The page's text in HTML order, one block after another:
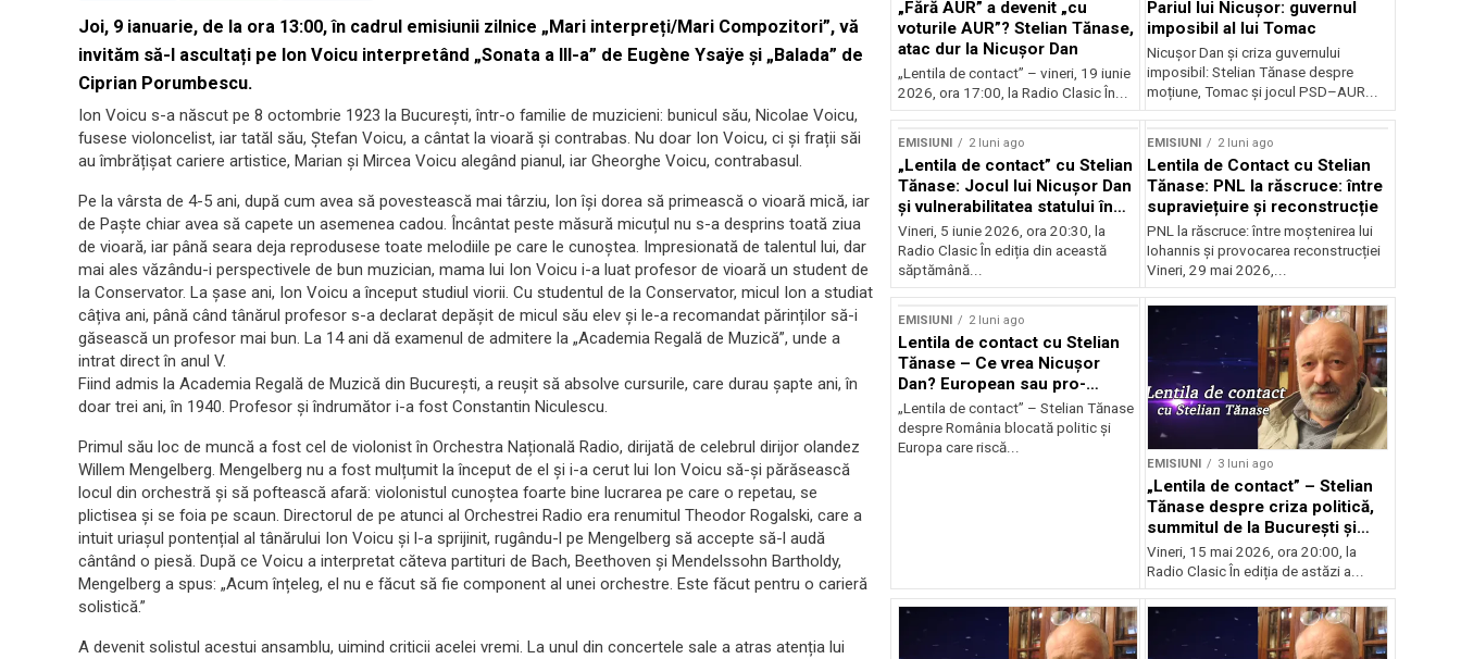
Joi, 9 ianuarie, de la ora 13:00, în cadrul emisiunii zilnice „Mari interpreți/Mari Compozitori”, vă
invităm să-l ascultați pe Ion Voicu interpretând „Sonata a III-a” de Eugène Ysaÿe și „Balada” de
Ciprian Porumbescu.
Ion Voicu s-a născut pe 8 octombrie 1923 la București, într-o familie de muzicieni: bunicul său, Nicolae Voicu,
fusese violoncelist, iar tatăl său, Ștefan Voicu, a cântat la vioară și contrabas. Nu doar Ion Voicu, ci și frații săi
au îmbrățișat cariere artistice, Marian și Mircea Voicu alegând pianul, iar Gheorghe Voicu, contrabasul.
Pe la vârsta de 4-5 ani, după cum avea să povestească mai târziu, Ion își dorea să primească o vioară mică, iar
de Paște chiar avea să capete un asemenea cadou. Încântat peste măsură micuțul nu s-a desprins toată ziua
de vioară, iar până seara deja reprodusese toate melodiile pe care le cunoștea. Impresionată de talentul lui, dar
mai ales văzându-i perspectivele de bun muzician, mama lui Ion Voicu i-a luat profesor de vioară un student de
la Conservator. La șase ani, Ion Voicu a început studiul viorii. Cu studentul de la Conservator, micul Ion a studiat
câțiva ani, până când tânărul profesor s-a declarat depășit de micul său elev și le-a recomandat părinților să-i
găsească un profesor mai bun. La 14 ani dă examenul de admitere la „Academia Regală de Muzică”, unde a
intrat direct în anul V.
Fiind admis la Academia Regală de Muzică din București, a reușit să absolve cursurile, care durau șapte ani, în
doar trei ani, în 1940. Profesor și îndrumător i-a fost Constantin Niculescu.
Primul său loc de muncă a fost cel de violonist în Orchestra Națională Radio, dirijată de celebrul dirijor olandez
Willem Mengelberg. Mengelberg nu a fost mulțumit la început de el și i-a cerut lui Ion Voicu să-și părăsească
locul din orchestră și să poftească afară: violonistul cunoștea foarte bine lucrarea pe care o repetau, se
plictisea și se foia pe scaun. Directorul de pe atunci al Orchestrei Radio era renumitul Theodor Rogalski, care a
intuit uriașul pontențial al tânărului Ion Voicu și l-a sprijinit, rugându-l pe Mengelberg să accepte să-l audă
cântând o piesă. După ce Voicu a interpretat căteva partituri de Bach, Beethoven și Mendelssohn Bartholdy,
Mengelberg a spus: „Acum înțeleg, el nu e făcut să fie component al unei orchestre. Este făcut pentru o carieră
solistică.”
A devenit solistul acestui ansamblu, uimind criticii acelei vremi. La unul din concertele sale a atras atenția lui
„Fără AUR” a devenit „cu
voturile AUR”? Stelian Tănase,
atac dur la Nicușor Dan
„Lentila de contact” – vineri, 19 iunie
2026, ora 17:00, la Radio Clasic În...
Pariul lui Nicușor: guvernul
imposibil al lui Tomac
Nicușor Dan și criza guvernului
imposibil: Stelian Tănase despre
moțiune, Tomac și jocul PSD–AUR...
EMISIUNI 2 luni ago
„Lentila de contact” cu Stelian
Tănase: Jocul lui Nicușor Dan
și vulnerabilitatea statului în
fața crizelor
Vineri, 5 iunie 2026, ora 20:30, la
Radio Clasic În ediția din această
săptămână...
EMISIUNI 2 luni ago
Lentila de Contact cu Stelian
Tănase: PNL la răscruce: între
supraviețuire și reconstrucție
PNL la răscruce: între moștenirea lui
Iohannis și provocarea reconstrucției
Vineri, 29 mai 2026,...
EMISIUNI 2 luni ago
Lentila de contact cu Stelian
Tănase – Ce vrea Nicușor
Dan? European sau pro-
occidental?
„Lentila de contact” – Stelian Tănase
despre România blocată politic și
Europa care riscă...
EMISIUNI 3 luni ago
„Lentila de contact” – Stelian
Tănase despre criza politică,
summitul de la București și
ascensiunea lui Bolojan
Vineri, 15 mai 2026, ora 20:00, la
Radio Clasic În ediția de astăzi a...